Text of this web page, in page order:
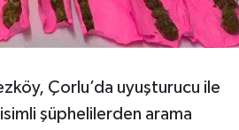
Çorlu’da uyuşturucu ile
şüphelilerden arama